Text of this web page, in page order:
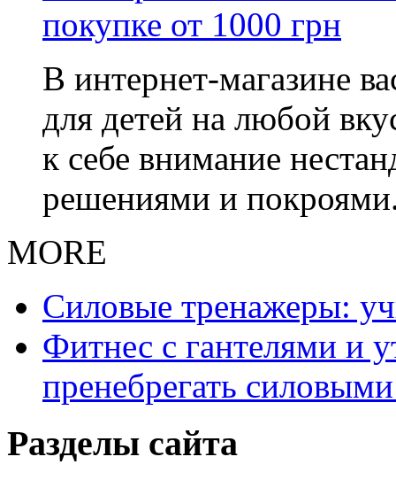
В интернет-магазине
для детей на любой
к себе внимание
решениями и
MORE
Силовые тренажеры:
Фитнес с гантелями и
пренебрегать
Разделы сайта